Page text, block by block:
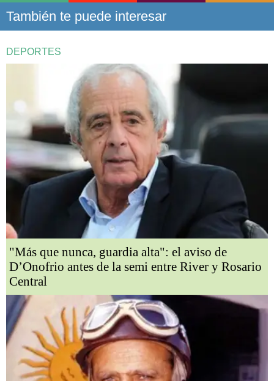
También te puede interesar
DEPORTES
"Más que nunca, guardia alta": el aviso de
D’Onofrio antes de la semi entre River y Rosario
Central